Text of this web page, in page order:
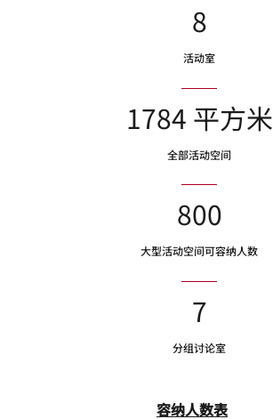
8
活动室
1784 平方米
全部活动空间
800
大型活动空间可容纳人数
7
分组讨论室
容纳人数表